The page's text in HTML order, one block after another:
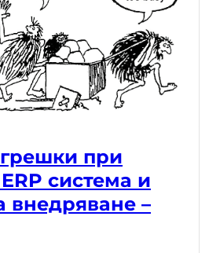
при
система и
внедряване –